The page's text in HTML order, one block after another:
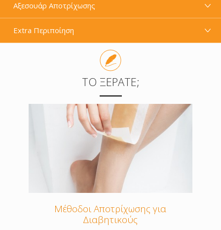
Αξεσουάρ Αποτρίχωσης
Extra Περιποίηση
ΤΟ ΞΈΡΑΤΕ;
Μέθοδοι Αποτρίχωσης για
Διαβητικούς